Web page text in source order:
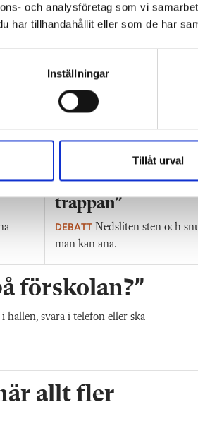
och analysföretag som vi
har tillhandahållit eller som de har
Inställningar
Tillåt urval
”Hur skolan
trappan”
DEBATT Nedsliten sten och
man kan ana.
förskolan?”
hallen, svara i telefon eller ska
allt fler